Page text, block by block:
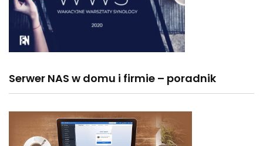
Serwer NAS w domu i firmie – poradnik